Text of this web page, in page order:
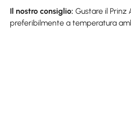
Il nostro consiglio: Gustare il Prinz
preferibilmente a temperatura